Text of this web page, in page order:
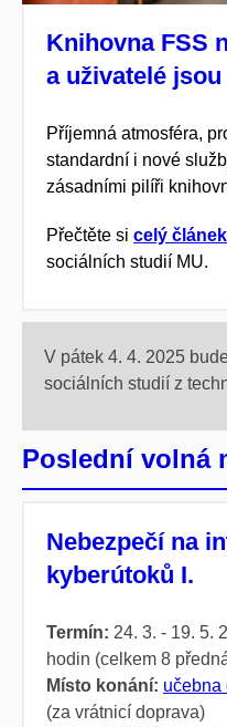
Knihovna FSS
a uživatelé
Příjemná atmosféra,
standardní i nové
zásadními pilíři
Přečtěte si celý článek
sociálních studií MU.
V pátek 4. 4. 2025
sociálních studií z
Poslední volná
Nebezpečí na
kyberútoků I.
Termín: 24. 3. - 19. 5.
hodin (celkem 8
Místo konání: učebna
(za vrátnicí doprava)